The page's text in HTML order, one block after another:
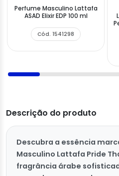
Perfume Masculino Lattafa
ASAD Elixir EDP 100 ml
Cód. 1541298
Descrição do produto
Descubra a essência
Masculino Lattafa Pride
fragrância árabe